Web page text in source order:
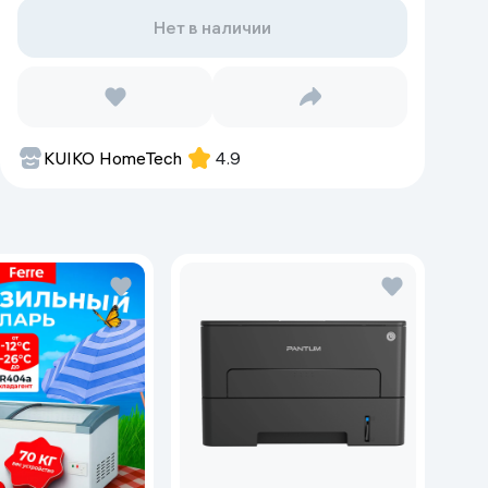
Нет в наличии
KUIKO HomeTech 4.9